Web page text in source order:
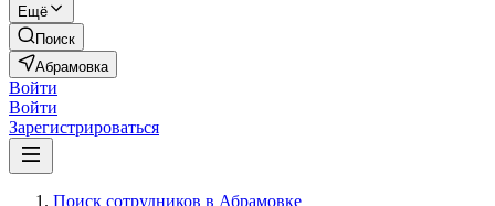
Ещё
Поиск
Абрамовка
Войти
Войти
Зарегистрироваться
Поиск сотрудников в Абрамовке